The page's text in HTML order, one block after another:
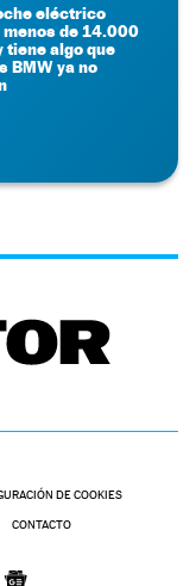
eléctrico
de 14.000
tiene algo que
BMW ya no
DE COOKIES
CONTACTO